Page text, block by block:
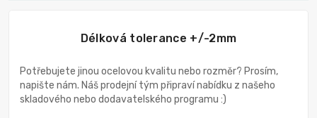
Délková tolerance +/-2mm
Potřebujete jinou ocelovou kvalitu nebo rozměr? Prosím,
napište nám. Náš prodejní tým připraví nabídku z našeho
skladového nebo dodavatelského programu :)